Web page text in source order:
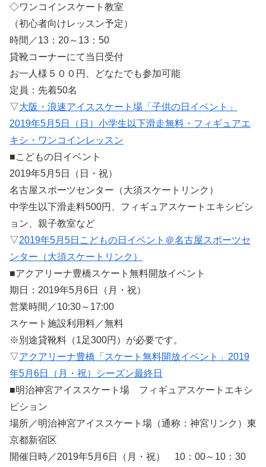
◇ワンコインスケート教室
（初心者向けレッスン予定）
時間／13：20～13：50
貸靴コーナーにて当日受付
お一人様５００円、どなたでも参加可能
定員：先着50名
▽大阪・浪速アイススケート場「子供の日イベント」
2019年5月5日（日）小学生以下滑走無料・フィギュアエ
キシ・ワンコインレッスン
■こどもの日イベント
2019年5月5日（日・祝）
名古屋スポーツセンター（大須スケートリンク）
中学生以下滑走料500円、フィギュアスケートエキシビシ
ョン、親子教室など
▽2019年5月5日こどもの日イベント＠名古屋スポーツセ
ンター（大須スケートリンク）
■アクアリーナ豊橋スケート無料開放イベント
期日：2019年5月6日（月・祝）
営業時間／10:30～17:00
スケート施設利用料／無料
※別途貸靴料（1足300円）が必要です。
▽アクアリーナ豊橋「スケート無料開放イベント」2019
年5月6日（月・祝）シーズン最終日
■明治神宮アイススケート場 フィギュアスケートエキシ
ビション
場所／明治神宮アイススケート場（通称：神宮リンク）東
京都新宿区
開催日時／2019年5月6日（月・祝） 10：00～10：30